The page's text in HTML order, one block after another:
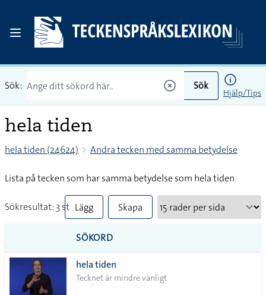
Sök: Sök
Hjälp/Tips
hela tiden
hela tiden (24624) Andra tecken med samma betydelse
Lista på tecken som har samma betydelse som hela tiden
Sökresultat: 3 st Lägg
till
alla i
lista
Skapa
SÖKORD
hela tiden
Tecknet är mindre vanligt